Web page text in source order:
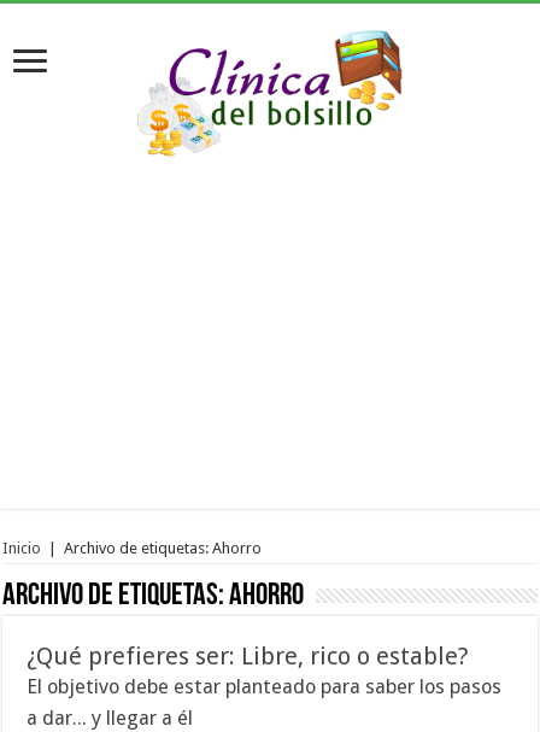
Inicio | Archivo de etiquetas: Ahorro
Archivo de etiquetas:Ahorro
¿Qué prefieres ser: Libre, rico o estable?
El objetivo debe estar planteado para saber los pasos
a dar... y llegar a él